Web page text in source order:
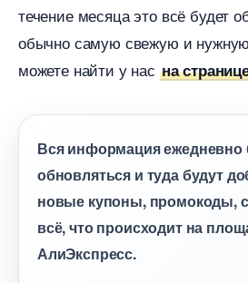
течение месяца это всё будет
обычно самую свежую и
можете найти у нас на
ся информация ежедневно
обновляться и туда будут
новые купоны, промокоды,
сё, что происходит на
АлиЭкспресс.